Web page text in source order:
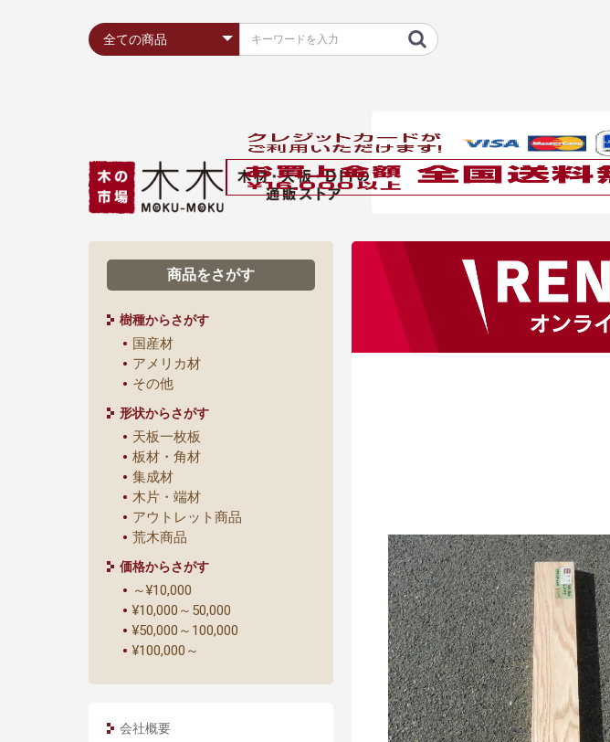
商品をさがす
樹種からさがす
国産材
アメリカ材
その他
形状からさがす
天板一枚板
板材・角材
集成材
木片・端材
アウトレット商品
荒木商品
価格からさがす
～¥10,000
¥10,000～50,000
¥50,000～100,000
¥100,000～
会社概要